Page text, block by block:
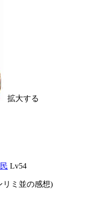
拡大する
Lv54
リミ並の感想)